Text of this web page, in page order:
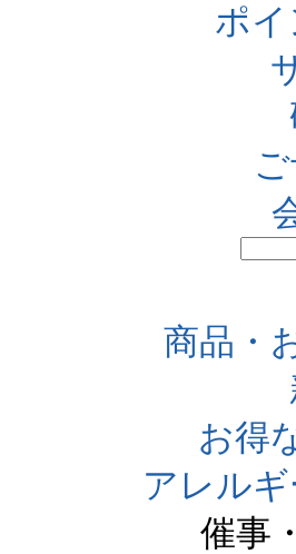
ポ
商品・
お得
アレル
催事